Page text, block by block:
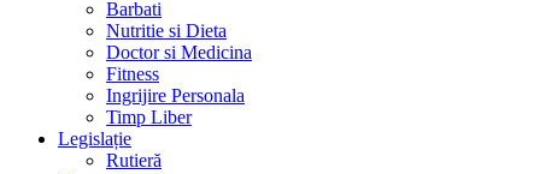
Barbati
Nutritie si Dieta
Doctor si Medicina
Fitness
Ingrijire Personala
Timp Liber
Legislație
Rutieră